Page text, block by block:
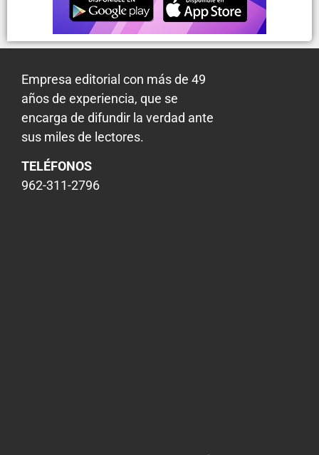
Empresa editorial con más de 49
años de experiencia, que se
encarga de difundir la verdad ante
sus miles de lectores.
TELÉFONOS
962-311-2796